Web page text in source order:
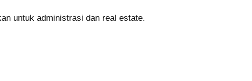
untuk administrasi dan real estate.